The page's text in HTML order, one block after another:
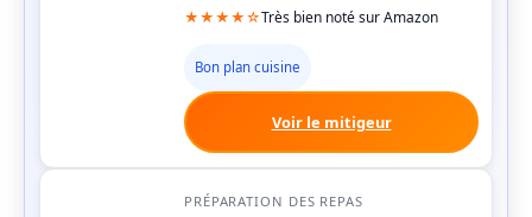
★★★★☆Très bien noté sur Amazon
Bon plan cuisine
Voir le mitigeur
PRÉPARATION DES REPAS